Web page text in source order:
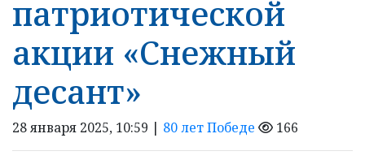
патриотической
акции «Снежный
десант»
28 января 2025, 10:59 | 80 лет Победе 166